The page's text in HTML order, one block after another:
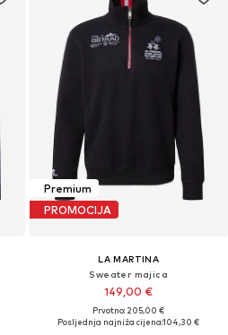
Premium
PROMOCIJA
LA MARTINA
Sweater majica
149,00 €
Prvotno: 205,00 €
Posljednja najniža cijena:104,30 €